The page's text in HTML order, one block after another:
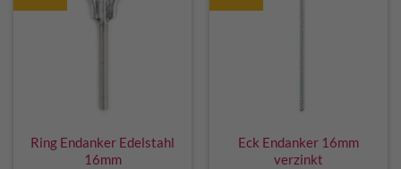
Ring Endanker Edelstahl
16mm
Eck Endanker 16mm
verzinkt